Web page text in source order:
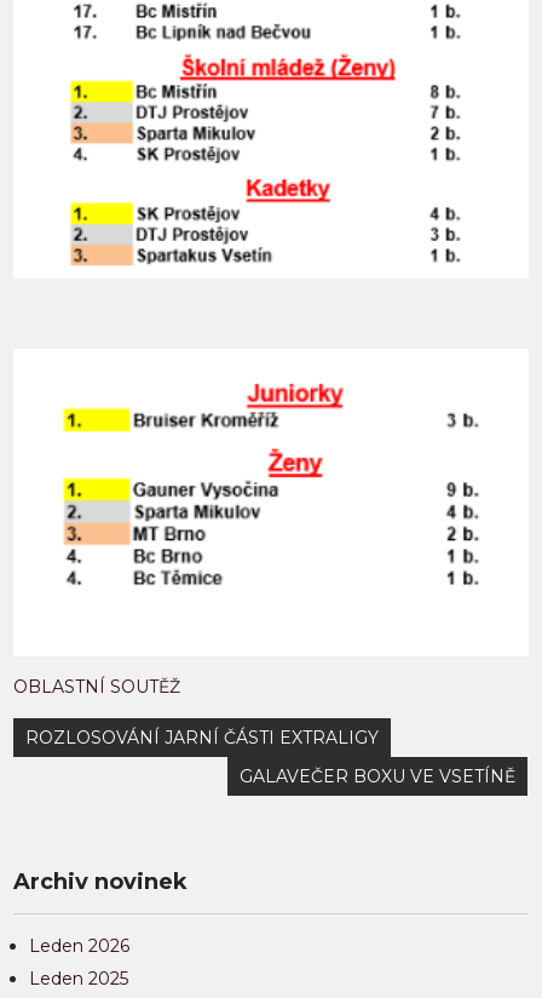
OBLASTNÍ SOUTĚŽ
Navigace
pro
ROZLOSOVÁNÍ JARNÍ ČÁSTI EXTRALIGY
GALAVEČER BOXU VE VSETÍNĚ
Archiv novinek
Leden 2026
Leden 2025